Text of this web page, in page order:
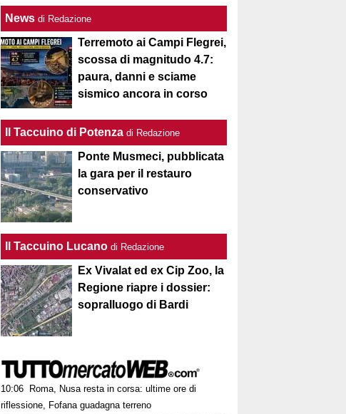
News di Redazione
Terremoto ai Campi Flegrei,
scossa di magnitudo 4.7:
paura, danni e sciame
sismico ancora in corso
Il Taccuino di Potenza di Redazione
Ponte Musmeci, pubblicata
la gara per il restauro
conservativo
Il Taccuino Lucano di Redazione
Ex Vivalat ed ex Cip Zoo, la
Regione riapre i dossier:
sopralluogo di Bardi
10:06
Roma, Nusa resta in corsa: ultime ore di
riflessione, Fofana guadagna terreno